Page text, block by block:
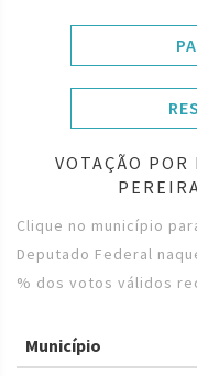
VOTAÇÃO
Clique no município
Deputado Federal
% dos votos válidos
Município